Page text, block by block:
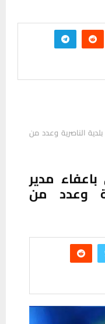
الناصرية وعدد من
مدير
وعدد من